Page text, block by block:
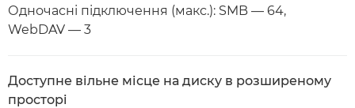
Одночасні підключення (макс.): SMB — 64,
WebDAV — 3
Доступне вільне місце на диску в розширеному
просторі